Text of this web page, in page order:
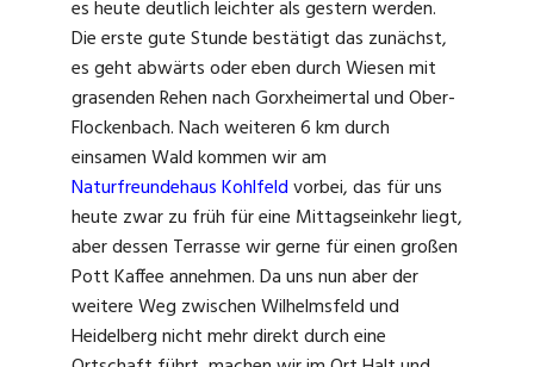
es heute deutlich leichter als gestern werden.
Die erste gute Stunde bestätigt das zunächst,
es geht abwärts oder eben durch Wiesen mit
grasenden Rehen nach Gorxheimertal und Ober-
Flockenbach. Nach weiteren 6 km durch
einsamen Wald kommen wir am
Naturfreundehaus Kohlfeldvorbei, das für uns
heute zwar zu früh für eine Mittagseinkehr liegt,
aber dessen Terrasse wir gerne für einen großen
Pott Kaffee annehmen. Da uns nun aber der
weitere Weg zwischen Wilhelmsfeld und
Heidelberg nicht mehr direkt durch eine